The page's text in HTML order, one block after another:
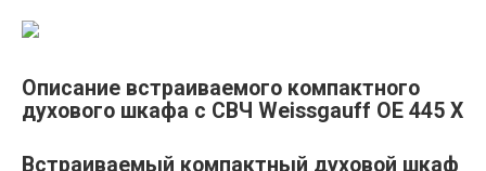
Описание встраиваемого компактного
духового шкафа с СВЧ Weissgauff OE 445 X
Встраиваемый компактный духовой шкаф